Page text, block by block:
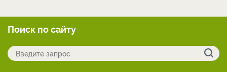
Поиск по сайту